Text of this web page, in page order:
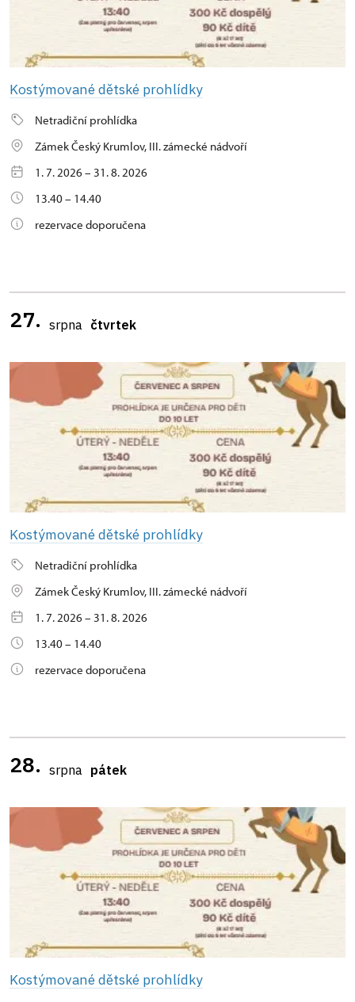
Kostýmované dětské prohlídky
Netradiční prohlídka
Zámek Český Krumlov, III. zámecké nádvoří
1. 7. 2026 – 31. 8. 2026
13.40 – 14.40
rezervace doporučena
27. srpna čtvrtek
Kostýmované dětské prohlídky
Netradiční prohlídka
Zámek Český Krumlov, III. zámecké nádvoří
1. 7. 2026 – 31. 8. 2026
13.40 – 14.40
rezervace doporučena
28. srpna pátek
Kostýmované dětské prohlídky